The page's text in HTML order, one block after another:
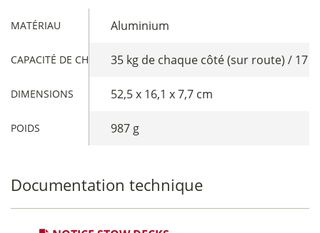
MATÉRIAU Aluminium
CAPACITÉ DE CHARGE35 kg de chaque côté (sur route) / 17
DIMENSIONS 52,5 x 16,1 x 7,7 cm
POIDS 987 g
Documentation technique